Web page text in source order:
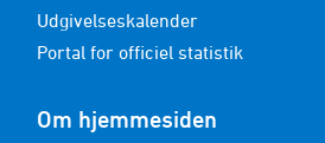
Udgivelseskalender
Portal for officiel statistik
Om hjemmesiden